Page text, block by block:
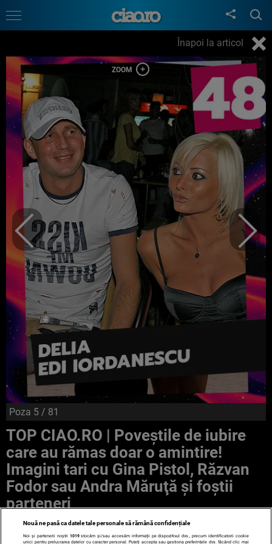
Înapoi la articol
Poza 5 / 81
TOP CIAO.RO | Poveştile de iubire
care au rămas doar o amintire!
Imagini tari cu Gina Pistol, Răzvan
Fodor sau Andra Măruţă şi foştii
parteneri
Nouă ne pasă ca datele tale personale să rămână confidențiale
Noi și partenerii noștri 1019stocăm și/sau accesăm informații pe dispozitivul dvs., precum identificatorii cookie
unici pentru prelucrarea datelor cu caracter personal. Puteți accepta sau gestiona preferințele dvs. făcând clic mai